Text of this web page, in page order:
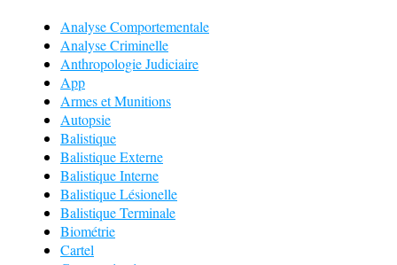
Analyse Comportementale
Analyse Criminelle
Anthropologie Judiciaire
App
Armes et Munitions
Autopsie
Balistique
Balistique Externe
Balistique Interne
Balistique Lésionelle
Balistique Terminale
Biométrie
Cartel